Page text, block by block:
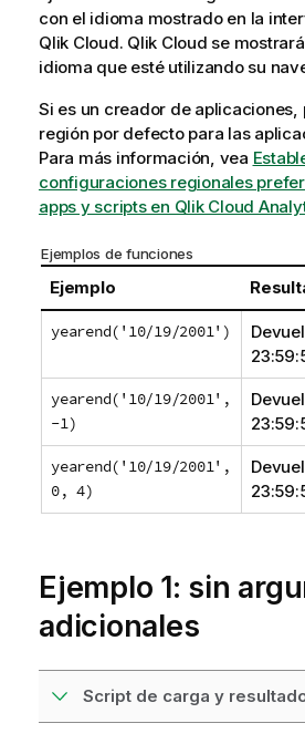
con el idioma mostrado en la
Qlik Cloud. Qlik Cloud se
idioma que esté utilizando su
Si es un creador de aplicaciones,
región por defecto para las
Para más información, vea
configuraciones regionales
apps y scripts en Qlik Cloud
Ejemplos de funciones
Ejemplo
yearend('10/19/2001')
yearend('10/19/2001',
-1)
yearend('10/19/2001',
0, 4)
Ejemplo 1: sin
adicionales
Script de carga y